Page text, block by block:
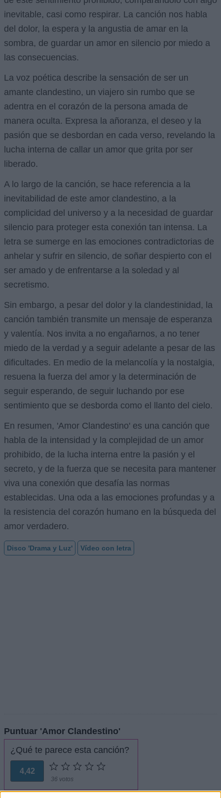
inevitable, casi como respirar. La canción nos habla
del dolor, la espera y la angustia de amar en la
sombra, de guardar un amor en silencio por miedo a
las consecuencias.
La voz poética describe la sensación de ser un
amante clandestino, un viajero sin rumbo que se
adentra en el corazón de la persona amada de
manera oculta. Expresa la añoranza, el deseo y la
pasión que se desbordan en cada verso, revelando la
lucha interna de callar un amor que grita por ser
liberado.
A lo largo de la canción, se hace referencia a la
inevitabilidad de este amor clandestino, a la
complicidad del universo y a la necesidad de guardar
silencio para proteger esta conexión tan intensa. La
letra se sumerge en las emociones contradictorias de
anhelar y sufrir en silencio, de soñar despierto con el
ser amado y de enfrentarse a la soledad y al
secretismo.
Sin embargo, a pesar del dolor y la clandestinidad, la
canción también transmite un mensaje de esperanza
y valentía. Nos invita a no engañarnos, a no tener
miedo de la verdad y a seguir adelante a pesar de las
dificultades. En medio de la melancolía y la nostalgia,
resuena la fuerza del amor y la determinación de
seguir esperando, de seguir luchando por ese
sentimiento que se desborda como el llanto del cielo.
En resumen, 'Amor Clandestino' es una canción que
habla de la intensidad y la complejidad de un amor
prohibido, de la lucha interna entre la pasión y el
secreto, y de la fuerza que se necesita para mantener
viva una conexión que desafía las normas
establecidas. Una oda a las emociones profundas y a
la resistencia del corazón humano en la búsqueda del
amor verdadero.
Disco 'Drama y Luz' Vídeo con letra
Puntuar 'Amor Clandestino'
¿Qué te parece esta canción?
4,42
36 votos